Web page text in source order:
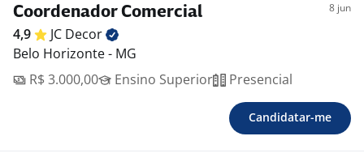
Coordenador Comercial 8 jun
4,9 JC Decor
Belo Horizonte - MG
R$ 3.000,00
Ensino Superior Presencial
Candidatar-me